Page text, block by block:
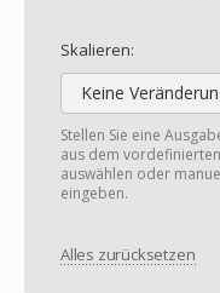
Skalieren:
Keine
Stellen Sie eine
aus dem
auswählen oder
eingeben.
Alles zurücksetzen